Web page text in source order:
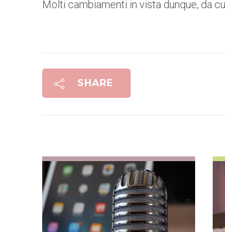
Molti cambiamenti in vista dunque, da
SHARE